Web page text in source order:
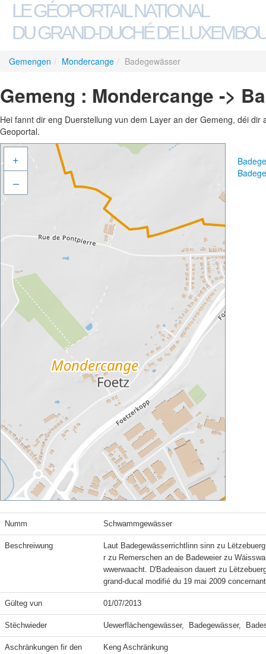
LE GÉOPORTAIL NATIONAL
DU GRAND-DUCHÉ DE
Gemengen / Mondercange / Badegewässer
Gemeng : Mondercange ->
Hei fannt dir eng Duerstellung vun dem Layer an der Gemeng, déi
Geoportal.
+
–
Numm Schwammgewässer
Beschreiwung
Laut Badegewässerrichtlinn sinn zu
r zu Remerschen an de Badeweier zu
wwerwaacht. D'Badeaison dauert zu
grand-ducal modifié du 19 mai 2009
Gülteg vun 01/07/2013
Stëchwieder Uewerflächengewässer,  Badegewässer,
Aschränkungen fir den
Keng Aschränkung